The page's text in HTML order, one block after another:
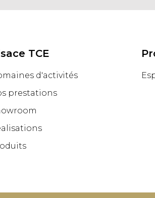
TCE
d'activités
prestations